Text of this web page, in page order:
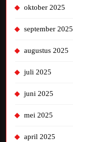
oktober 2025
september 2025
augustus 2025
juli 2025
juni 2025
mei 2025
april 2025